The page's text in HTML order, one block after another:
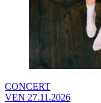
CONCERT
VEN 27.11.2026